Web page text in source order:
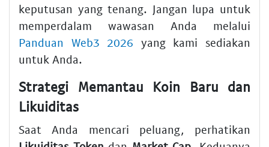
keputusan yang tenang. Jangan lupa untuk
memperdalam wawasan Anda melalui
Panduan Web3 2026 yang kami sediakan
untuk Anda.
Strategi Memantau Koin Baru dan
Likuiditas
Saat Anda mencari peluang, perhatikan